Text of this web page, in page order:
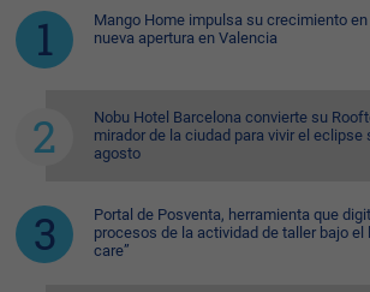
Mango Home impulsa su crecimiento en
nueva apertura en Valencia
Nobu Hotel Barcelona convierte su
mirador de la ciudad para vivir el eclipse
agosto
Portal de Posventa, herramienta que
procesos de la actividad de taller bajo el
care”